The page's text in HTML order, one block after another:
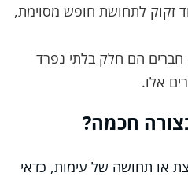
זקוק לתחושת חופש מסוימת,
חברים הם חלק בלתי נפרד
אלו.
חכמה?
או תחושה של עימות, כדאי